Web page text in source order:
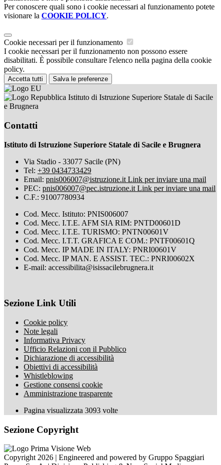
Per conoscere quali sono i cookie necessari al funzionamento potete
visionare la COOKIE POLICY.
Cookie necessari per il funzionamento
I cookie necessari per il funzionamento non possono essere
disabilitati. È possibile consultare l'elenco nella pagina della cookie
policy.
Accetta tutti Salva le preferenze
Istituto di Istruzione Superiore Statale di Sacile
e Brugnera
Contatti
Istituto di Istruzione Superiore Statale di Sacile e Brugnera
Via Stadio - 33077 Sacile (PN)
Tel: +39 0434733429
Email: pnis006007@istruzione.it Link per inviare una mail
PEC: pnis006007@pec.istruzione.it Link per inviare una mail
C.F.: 91007780934
Cod. Mecc. Istituto: PNIS006007
Cod. Mecc. I.T.E. AFM SIA RIM: PNTD00601D
Cod. Mecc. I.T.E. TURISMO: PNTN00601V
Cod. Mecc. I.T.T. GRAFICA E COM.: PNTF00601Q
Cod. Mecc. IP MADE IN ITALY: PNRI00601V
Cod. Mecc. IP MAN. E ASSIST. TEC.: PNRI00602X
E-mail: accessibilita@isissacilebrugnera.it
Sezione Link Utili
Cookie policy
Note legali
Informativa Privacy
Ufficio Relazioni con il Pubblico
Dichiarazione di accessibilità
Obiettivi di accessibilità
Whistleblowing
Gestione consensi cookie
Amministrazione trasparente
Pagina visualizzata 3093 volte
Sezione Copyright
Copyright 2026 | Engineered and powered by Gruppo Spaggiari